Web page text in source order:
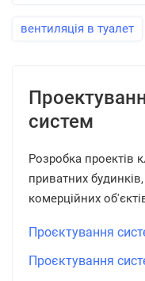
вентиляція в туалет
систем
Розробка проектів
приватних
комерційних
Проєктування
Проєктування